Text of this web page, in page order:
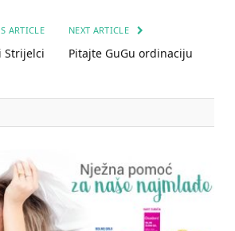
ARTICLE
Strijelci
NEXT ARTICLE
Pitajte GuGu ordinaciju